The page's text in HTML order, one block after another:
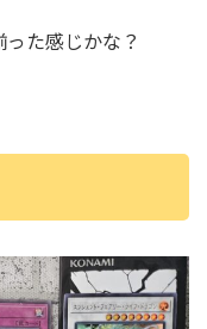
た感じかな？